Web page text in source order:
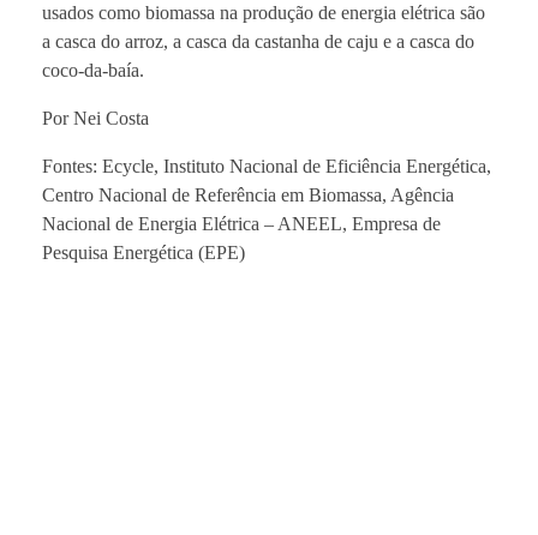
usados como biomassa na produção de energia elétrica são
a casca do arroz, a casca da castanha de caju e a casca do
coco-da-baía.
Por Nei Costa
Fontes: Ecycle, Instituto Nacional de Eficiência Energética,
Centro Nacional de Referência em Biomassa, Agência
Nacional de Energia Elétrica – ANEEL, Empresa de
Pesquisa Energética (EPE)